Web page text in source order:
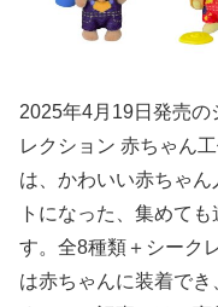
2025年4月19日発売の
レクション 赤ちゃん
は、かわいい赤ちゃん
トになった、集めて
す。全8種類＋シーク
は赤ちゃんに装着で